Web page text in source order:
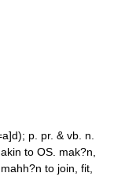
p. pr. & vb. n.
to OS. mak?n,
to join, fit,